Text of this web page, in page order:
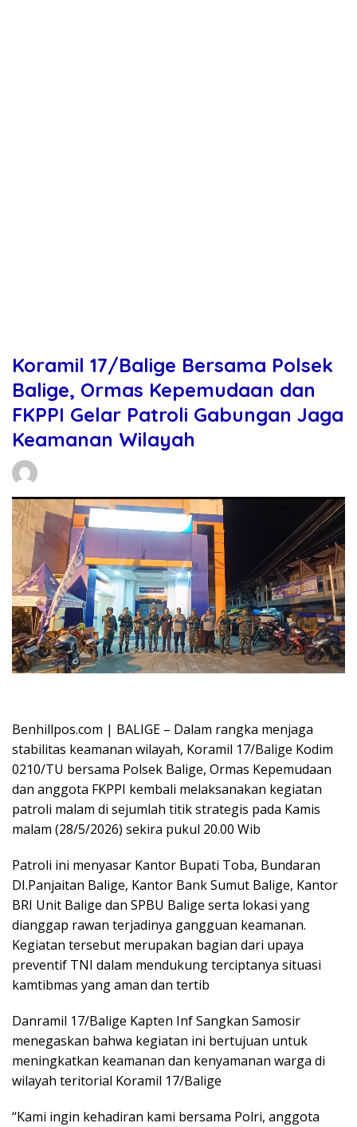
Koramil 17/Balige Bersama Polsek
Balige, Ormas Kepemudaan dan
FKPPI Gelar Patroli Gabungan Jaga
Keamanan Wilayah
Benhillpos.com | BALIGE – Dalam rangka menjaga
stabilitas keamanan wilayah, Koramil 17/Balige Kodim
0210/TU bersama Polsek Balige, Ormas Kepemudaan
dan anggota FKPPI kembali melaksanakan kegiatan
patroli malam di sejumlah titik strategis pada Kamis
malam (28/5/2026) sekira pukul 20.00 Wib
Patroli ini menyasar Kantor Bupati Toba, Bundaran
DI.Panjaitan Balige, Kantor Bank Sumut Balige, Kantor
BRI Unit Balige dan SPBU Balige serta lokasi yang
dianggap rawan terjadinya gangguan keamanan.
Kegiatan tersebut merupakan bagian dari upaya
preventif TNI dalam mendukung terciptanya situasi
kamtibmas yang aman dan tertib
Danramil 17/Balige Kapten Inf Sangkan Samosir
menegaskan bahwa kegiatan ini bertujuan untuk
meningkatkan keamanan dan kenyamanan warga di
wilayah teritorial Koramil 17/Balige
“Kami ingin kehadiran kami bersama Polri, anggota